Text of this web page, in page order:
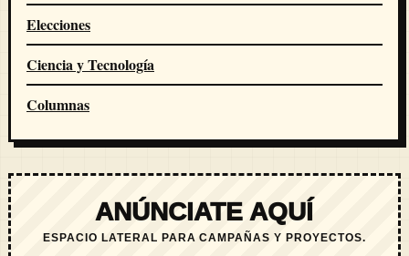
Elecciones
Ciencia y Tecnología
Columnas
ANÚNCIATE AQUÍ
ESPACIO LATERAL PARA CAMPAÑAS Y PROYECTOS.